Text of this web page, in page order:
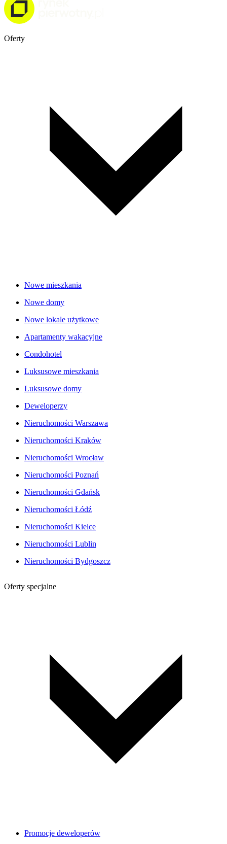
Oferty
Nowe mieszkania
Nowe domy
Nowe lokale użytkowe
Apartamenty wakacyjne
Condohotel
Luksusowe mieszkania
Luksusowe domy
Deweloperzy
Nieruchomości Warszawa
Nieruchomości Kraków
Nieruchomości Wrocław
Nieruchomości Poznań
Nieruchomości Gdańsk
Nieruchomości Łódź
Nieruchomości Kielce
Nieruchomości Lublin
Nieruchomości Bydgoszcz
Oferty specjalne
Promocje deweloperów